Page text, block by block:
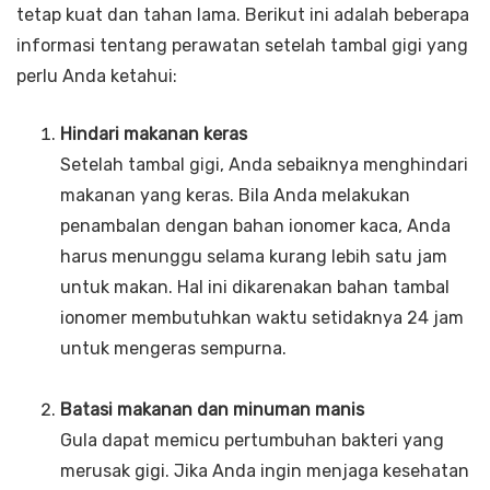
tetap kuat dan tahan lama. Berikut ini adalah beberapa
informasi tentang perawatan setelah tambal gigi yang
perlu Anda ketahui:
Hindari makanan keras
Setelah tambal gigi, Anda sebaiknya menghindari
makanan yang keras. Bila Anda melakukan
penambalan dengan bahan ionomer kaca, Anda
harus menunggu selama kurang lebih satu jam
untuk makan. Hal ini dikarenakan bahan tambal
ionomer membutuhkan waktu setidaknya 24 jam
untuk mengeras sempurna.
Batasi makanan dan minuman manis
Gula dapat memicu pertumbuhan bakteri yang
merusak gigi. Jika Anda ingin menjaga kesehatan